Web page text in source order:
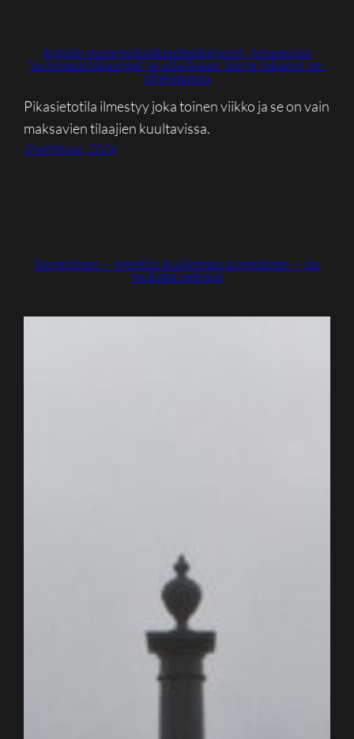
Applen monopolioikeudenkäynnit, Amazonin
”automaattikauppa” ei ollutkaan, hurja takaovi xz-
ohjelmassa
Pikasietotila ilmestyy joka toinen viikko ja se on vain
maksavien tilaajien kuultavissa.
3 huhtikuun, 2024
Sureminen – etenkin kuoleman sureminen – on
vaikeaa netissä